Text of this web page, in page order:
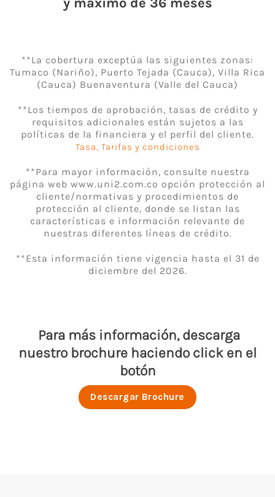
**La cobertura exceptúa las siguientes zonas:
Tumaco (Nariño), Puerto Tejada (Cauca), Villa Rica
(Cauca) Buenaventura (Valle del Cauca)
**Los tiempos de aprobación, tasas de crédito y
requisitos adicionales están sujetos a las
políticas de la financiera y el perfil del cliente.
Tasa, Tarifas y condiciones
**Para mayor información, consulte nuestra
página web www.uni2.com.co opción protección al
cliente/normativas y procedimientos de
protección al cliente, donde se listan las
características e información relevante de
nuestras diferentes líneas de crédito.
**Esta información tiene vigencia hasta el 31 de
diciembre del 2026.
Para más información, descarga
nuestro brochure haciendo click en el
botón
Descargar Brochure